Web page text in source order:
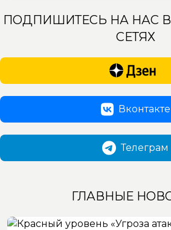
ПОДПИШИТЕСЬ НА НАС
СЕТЯХ
Вконтакте
Телеграм
ГЛАВНЫЕ